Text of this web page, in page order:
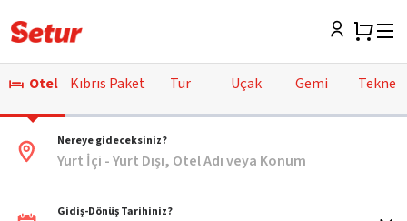
Otel Kıbrıs Paket Tur Uçak Gemi Tekne
Nereye gideceksiniz?
Yurt İçi - Yurt Dışı, Otel Adı veya Konum
Gidiş-Dönüş Tarihiniz?